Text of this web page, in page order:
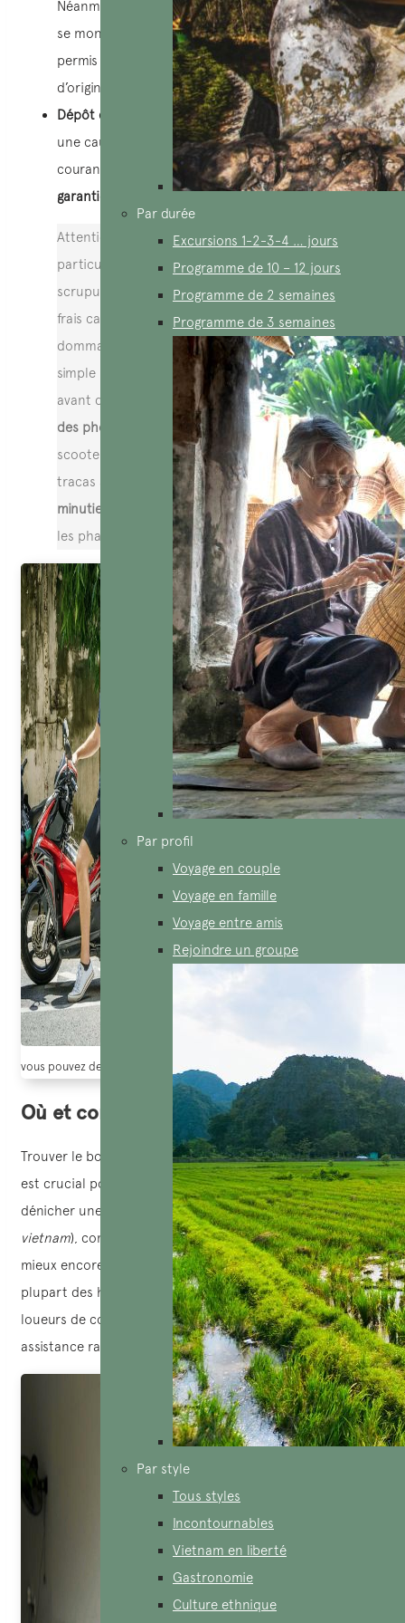
Par durée
Excursions 1-2-3-4 … jours
Programme de 10 – 12 jours
Programme de 2 semaines
Programme de 3 semaines
Par profil
Voyage en couple
Voyage en famille
Voyage entre amis
Rejoindre un groupe
Par style
Tous styles
Incontournables
Vietnam en liberté
Gastronomie
Culture ethnique
Néanmoins, certaines petites échoppes de location
se montrent plus souples et accepteront votre
permis de conduire national (celui de votre pays
d’origine).
Dépôt de garantie
: Certaines agences demanderont
une caution en espèces, mais la pratique la plus
courante est de
laisser votre passeport en guise de
garantie
Attention aux arnaques! Soyez
particulièrement vigilant. Certains loueurs peu
scrupuleux pourraient tenter d’ajouter des
frais cachés ou de vous faire payer des
dommages préexistants. Mon conseil d’ami est
simple :
Inspectez minutieusement le véhicule
avant de signer le contrat et surtout,prenez
des photos détaillées
de l’état initial du
scooter. Cela pourrait vous épargner bien des
tracas au moment de la restitution.
Vérifiez
minutieusement l’état général, testez les freins,
les phares et les feux arrière
vous pouvez demander directement à hotel pour louer moto
Où et comment louer moto Vietnam ?
Trouver le bon endroit pour louer une moto au Vietnam
est crucial pour éviter les mauvaises surprises. Pour
dénicher une
agence de location fiable(location moto
vietnam), commencez parconsulter les avis en ligneou,
mieux encore,
demandez directement à votre hôtel. La
plupart des hôtels au Vietnam collaborent avec des
loueurs de confiance, ce qui garantit souvent une
assistance rapide et un service de qualité.